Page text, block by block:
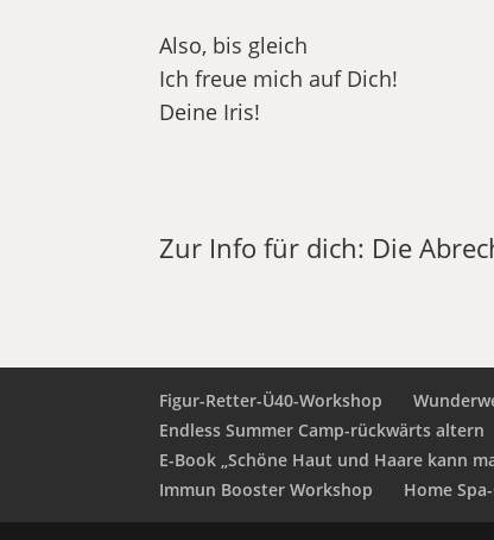
Also, bis gleich
Ich freue mich auf Dich!
Deine Iris!
Zur Info für dich: Die
Figur-Retter-Ü40-Workshop
Endless Summer Camp-rückwärts altern
E-Book „Schöne Haut und Haare kann
Immun Booster Workshop
Home